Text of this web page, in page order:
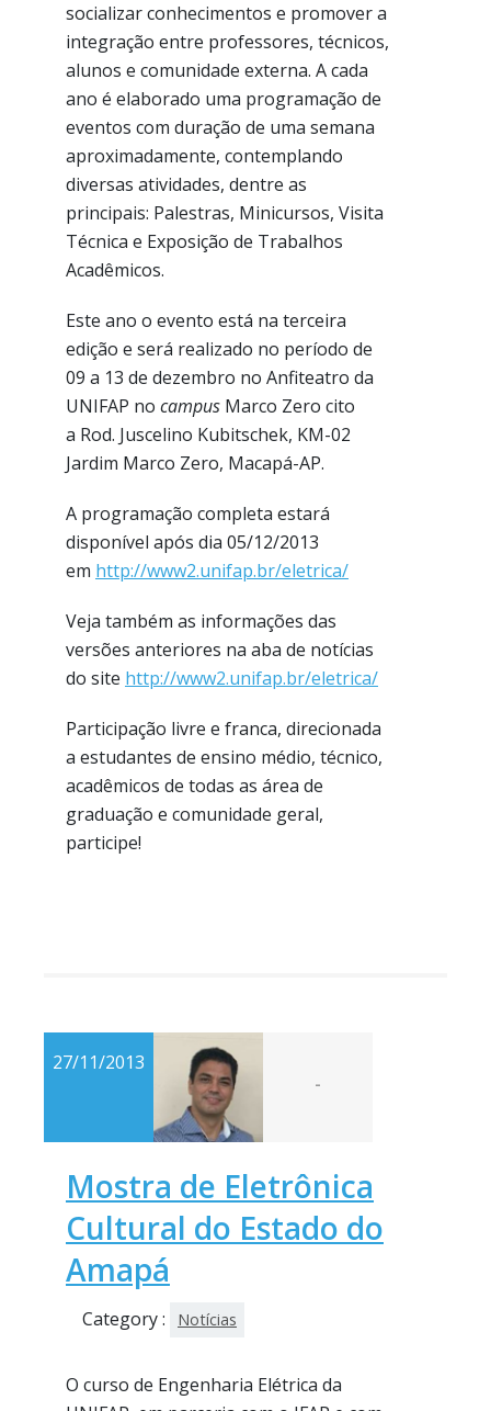
socializar conhecimentos e promover a
integração entre professores, técnicos,
alunos e comunidade externa. A cada
ano é elaborado uma programação de
eventos com duração de uma semana
aproximadamente, contemplando
diversas atividades, dentre as
principais: Palestras, Minicursos, Visita
Técnica e Exposição de Trabalhos
Acadêmicos.
Este ano o evento está na terceira
edição e será realizado no período de
09 a 13 de dezembro no Anfiteatro da
UNIFAP no campus Marco Zero cito
a Rod. Juscelino Kubitschek, KM-02
Jardim Marco Zero, Macapá-AP.
A programação completa estará
disponível após dia 05/12/2013
em http://www2.unifap.br/eletrica/
Veja também as informações das
versões anteriores na aba de notícias
do site http://www2.unifap.br/eletrica/
Participação livre e franca, direcionada
a estudantes de ensino médio, técnico,
acadêmicos de todas as área de
graduação e comunidade geral,
participe!
27/11/2013
-
Mostra de Eletrônica
Cultural do Estado do
Amapá
Category : Notícias
O curso de Engenharia Elétrica da